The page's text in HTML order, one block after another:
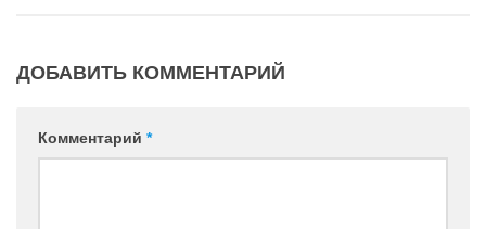
ДОБАВИТЬ КОММЕНТАРИЙ
Комментарий *